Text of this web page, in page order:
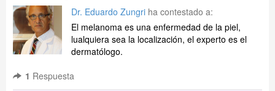
Dr. Eduardo Zungri ha contestado a:
El melanoma es una enfermedad de la piel,
lualquiera sea la localización, el experto es el
dermatólogo.
1 Respuesta